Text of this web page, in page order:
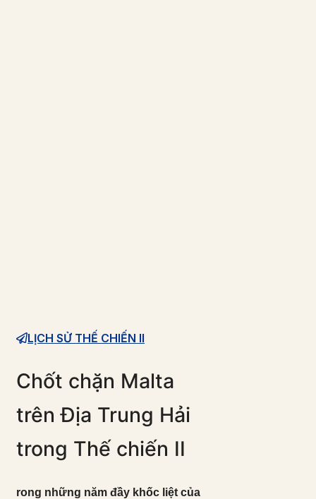
LỊCH SỬ THẾ CHIẾN II
Chốt chặn Malta
trên Địa Trung Hải
trong Thế chiến II
rong những năm đầy khốc liệt của